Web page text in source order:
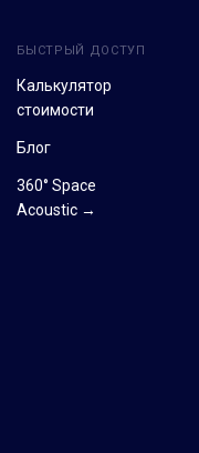
БЫСТРЫЙ ДОСТУП
Калькулятор
стоимости
Блог
360° Space
Acoustic →